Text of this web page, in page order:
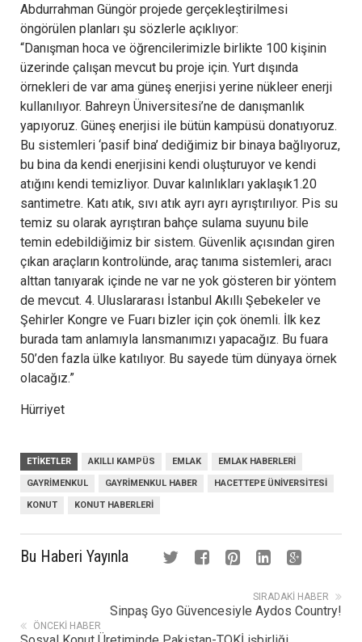
Abdurrahman Güngör projede gerçekleştirilmesi
öngörülen planları şu sözlerle açıklıyor:
“Danışman hoca ve öğrencilerimizle birlikte 100 kişinin
üzerinde çalışan mevcut bu proje için. Yurt dışında
örnekleri de var ama güneş enerjisi yerine nükleer enerji
kullanılıyor. Bahreyn Üniversitesi’ne de danışmanlık
yapıyoruz. Güneş enerjisi ile bütün kampüsü donatıyoruz.
Bu sistemleri ‘pasif bina’ dediğimiz bir binaya bağlıyoruz,
bu bina da kendi enerjisini kendi oluşturuyor ve kendi
atığını kendi temizliyor. Duvar kalınlıkları yaklaşık1.20
santimetre. Katı atık, sıvı atık ayrı ayrı ayrıştırılıyor. Pis su
temiz su olarak ayrıştıran bahçe sulama suyunu bile
temin edebildiğimiz bir sistem. Güvenlik açısından giren
çıkan araçların kontrolünde, araç tanıma sistemleri, aracı
alttan tanıyarak içinde ne var ne yok gösteren bir yöntem
de mevcut. 4. Uluslararası İstanbul Akıllı Şebekeler ve
Şehirler Kongre ve Fuarı bizler için çok önemli. İlk kez
burada tam anlamıyla lansmanımızı yapacağız. Bu fuara
50’den fazla ülke katılıyor. Bu sayede tüm dünyaya örnek
olacağız.”
Hürriyet
ETIKETLER AKILLI KAMPÜS EMLAK EMLAK HABERLERI
GAYRIMENKUL GAYRIMENKUL HABER HACETTEPE ÜNIVERSITESI
KONUT KONUT HABERLERI
Bu Haberi Yayınla
SIRADAKI HABER
Sinpaş Gyo Güvencesiyle Aydos Country!
ÖNCEKI HABER